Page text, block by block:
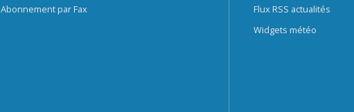
Abonnement par Fax
Flux RSS actualités
Widgets météo